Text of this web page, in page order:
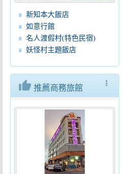
新知本大飯店
如意行館
名人渡假村(特色民宿)
妖怪村主題飯店
more_vert
thumb_up 推薦商務旅館